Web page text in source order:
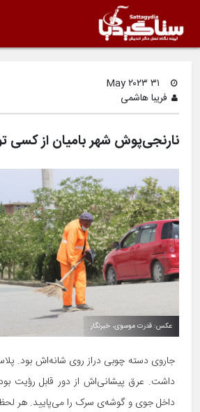
فریبا هاشمی
نارنجی‌پوش شهر بامیان از کسی
عکس: قدرت موسوی، خبرنگار
جاروی دسته چوبی دراز روی شانه‌اش بود.
داشت. عرق پیشانی‌اش از دور قابل رؤیت
داخل جوی و گوشه‌ی سرک را می‌پایید. هر